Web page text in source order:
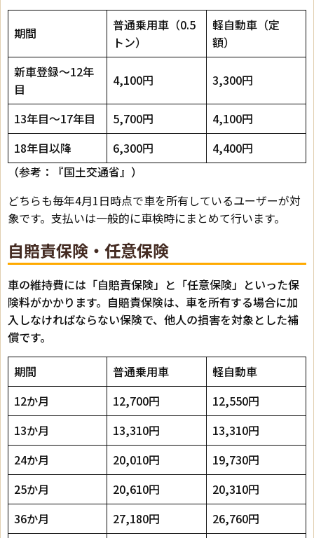
期間
普通乗用車（0.5
トン）
軽自動車（定
額）
新車登録～12年
目
4,100円 3,300円
13年目～17年目 5,700円
4,100円
18年目以降
6,300円
4,400円
（参考：『国土交通省』）
どちらも毎年4月1日時点で車を所有しているユーザーが対
象です。支払いは一般的に車検時にまとめて行います。
自賠責保険・任意保険
車の維持費には「自賠責保険」と「任意保険」といった保
険料がかかります。自賠責保険は、車を所有する場合に加
入しなければならない保険で、他人の損害を対象とした補
償です。
期間 普通乗用車
軽自動車
12か月
12,700円
12,550円
13か月
13,310円
13,310円
24か月
20,010円
19,730円
25か月
20,610円
20,310円
36か月
27,180円 26,760円